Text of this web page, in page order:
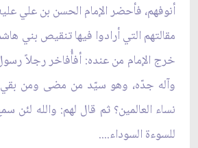
أنوفهم، فأحضر الإمام الحسن بن علي
مقالتهم التي أرادوا فيها تنقيص بني
خرج الإمام من عنده: أفأُفاخر رجلاً
وآله جدّه، وهو سيّد من مضى ومن
نساء العالمين؟ ثم قال لهم: والله لئن
للسوءة السوداء....